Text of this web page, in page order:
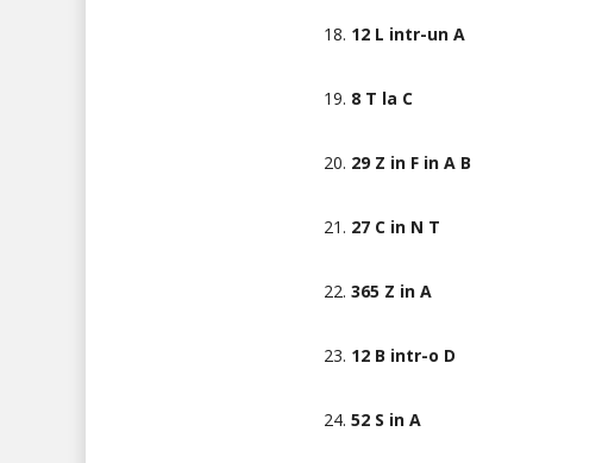
18. 12 L intr-un A
19. 8 T la C
20. 29 Z in F in A B
21. 27 C in N T
22. 365 Z in A
23. 12 B intr-o D
24. 52 S in A